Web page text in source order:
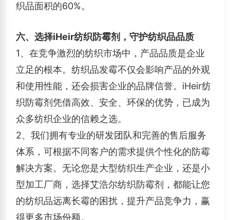
织品面积的60%。
六、选择iHeir纺织防霉剂，守护纺织品品质
1、在竞争激烈的纺织市场中，产品品质是企业
立足的根本。纺织品发霉不仅会影响产品的外观
和使用性能，还会损害企业的品牌信誉。iHeir纺
织防霉剂凭借高效、安全、环保的优势，已成为
众多纺织企业的信赖之选。
2、我们拥有专业的研发团队和完善的售后服务
体系，可根据不同客户的需求提供个性化的防霉
解决方案。无论您是大型纺织生产企业，还是小
型加工厂商，选择艾浩尔纺织防霉剂，都能让您
的纺织品远离长霉的困扰，提升产品竞争力，赢
得更多市场份额。